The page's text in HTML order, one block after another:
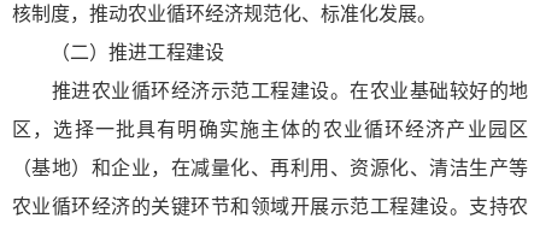
核制度，推动农业循环经济规范化、标准化发展。
（二）推进工程建设
推进农业循环经济示范工程建设。在农业基础较好的地
区，选择一批具有明确实施主体的农业循环经济产业园区
（基地）和企业，在减量化、再利用、资源化、清洁生产等
农业循环经济的关键环节和领域开展示范工程建设。支持农